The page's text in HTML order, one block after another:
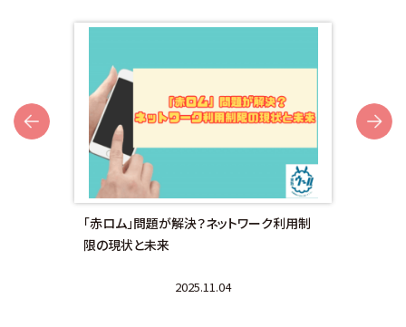
「赤ロム」問題が解決？ネットワーク利用制
限の現状と未来
2025.11.04
Next